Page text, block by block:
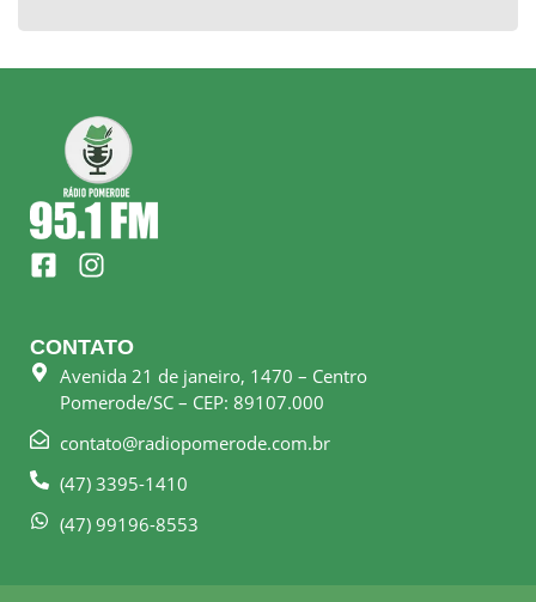
F
a
e
b
o
k
s
q
a
I
n
t
a
g
r
a
m
CONTATO
Avenida 21 de janeiro, 1470 – Centro
Pomerode/SC – CEP: 89107.000
contato@radiopomerode.com.br
(47) 3395-1410
(47) 99196-8553